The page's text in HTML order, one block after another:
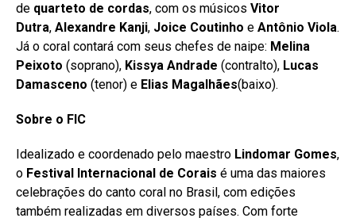
de quarteto de cordas, com os músicos Vitor
Dutra, Alexandre Kanji, Joice Coutinho e Antônio Viola.
Já o coral contará com seus chefes de naipe: Melina
Peixoto (soprano), Kissya Andrade (contralto), Lucas
Damasceno (tenor) e Elias Magalhães(baixo).
Sobre o FIC
Idealizado e coordenado pelo maestro Lindomar Gomes,
o Festival Internacional de Corais é uma das maiores
celebrações do canto coral no Brasil, com edições
também realizadas em diversos países. Com forte